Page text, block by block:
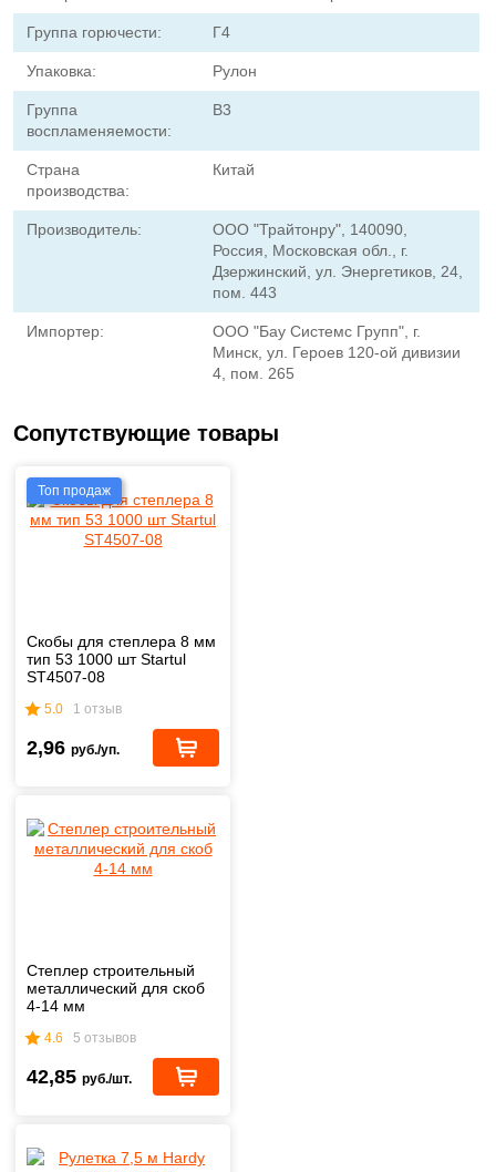
Группа горючести: Г4
Упаковка: Рулон
Группа
воспламеняемости:
В3
Страна
производства:
Китай
Производитель:
ООО "Трайтонру", 140090,
Россия, Московская обл., г.
Дзержинский, ул. Энергетиков, 24,
пом. 443
Импортер:
ООО "Бау Системс Групп", г.
Минск, ул. Героев 120-ой дивизии
4, пом. 265
Сопутствующие товары
Топ продаж
Скобы для степлера 8 мм
тип 53 1000 шт Startul
ST4507-08
5.0 1 отзыв
2,96 руб./уп.
Степлер строительный
металлический для скоб
4-14 мм
4.6 5 отзывов
42,85 руб./шт.